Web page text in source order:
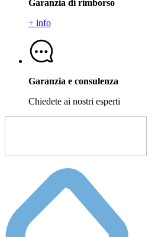
Garanzia di rimborso
+ info
Garanzia e consulenza
Chiedete ai nostri esperti